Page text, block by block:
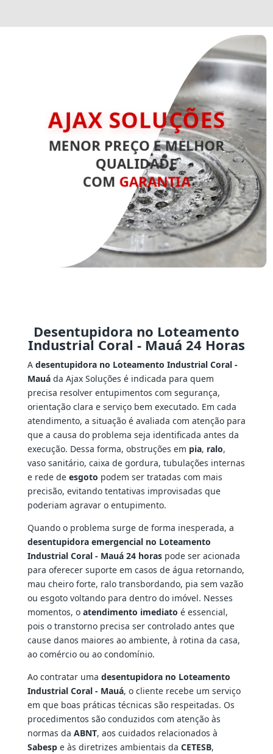
AJAX SOLUÇÕES
MENOR PREÇO E MELHOR
QUALIDADE
COM GARANTIA
Desentupidora no Loteamento
Industrial Coral - Mauá 24 Horas
A desentupidora no Loteamento Industrial Coral -
Mauáda Ajax Soluções é indicada para quem
precisa resolver entupimentos com segurança,
orientação clara e serviço bem executado. Em cada
atendimento, a situação é avaliada com atenção para
que a causa do problema seja identificada antes da
execução. Dessa forma, obstruções em pia, ralo,
vaso sanitário, caixa de gordura, tubulações internas
e rede de esgoto podem ser tratadas com mais
precisão, evitando tentativas improvisadas que
poderiam agravar o entupimento.
Quando o problema surge de forma inesperada, a
desentupidora emergencial no Loteamento
Industrial Coral - Mauá 24 horaspode ser acionada
para oferecer suporte em casos de água retornando,
mau cheiro forte, ralo transbordando, pia sem vazão
ou esgoto voltando para dentro do imóvel. Nesses
momentos, o atendimento imediato é essencial,
pois o transtorno precisa ser controlado antes que
cause danos maiores ao ambiente, à rotina da casa,
ao comércio ou ao condomínio.
Ao contratar uma desentupidora no Loteamento
Industrial Coral - Mauá, o cliente recebe um serviço
em que boas práticas técnicas são respeitadas. Os
procedimentos são conduzidos com atenção às
normas da ABNT, aos cuidados relacionados à
Sabespe às diretrizes ambientais da CETESB,